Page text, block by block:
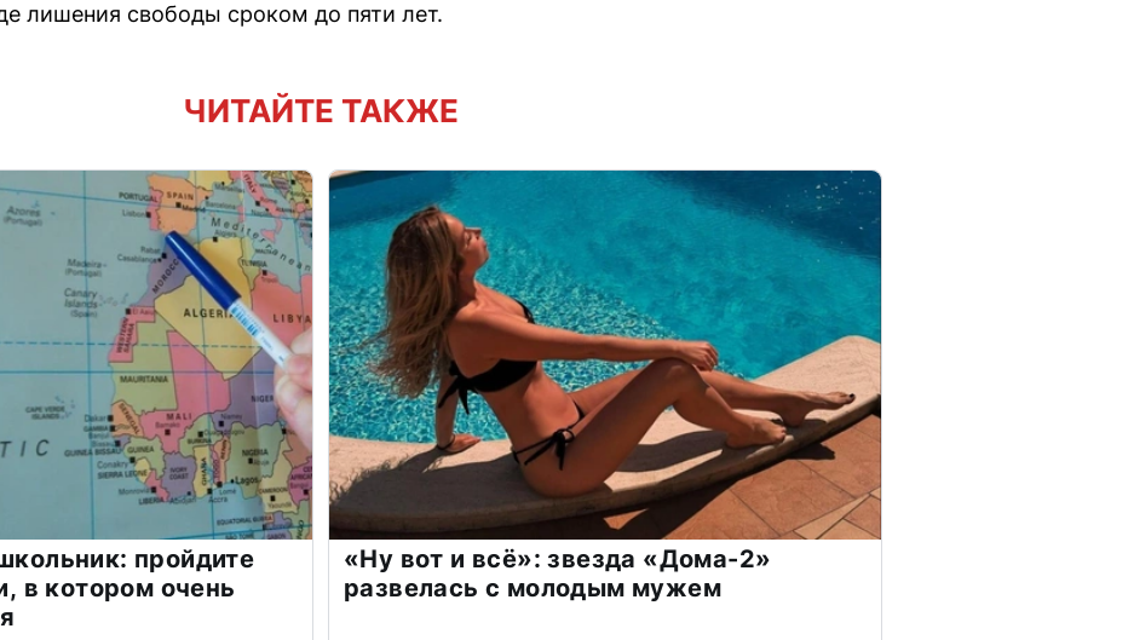
лишения свободы сроком до пяти лет.
ЧИТАЙТЕ ТАКЖЕ
пройдите
в котором очень
«Ну вот и всё»: звезда «Дома-2»
развелась с молодым мужем